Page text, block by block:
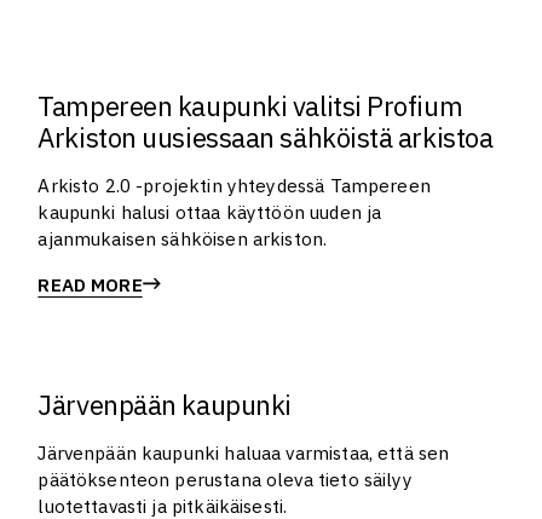
Tampereen kaupunki valitsi Profium
Arkiston uusiessaan sähköistä arkistoa
Arkisto 2.0 -projektin yhteydessä Tampereen
kaupunki halusi ottaa käyttöön uuden ja
ajanmukaisen sähköisen arkiston.
READ MORE
Järvenpään kaupunki
Järvenpään kaupunki haluaa varmistaa, että sen
päätöksenteon perustana oleva tieto säilyy
luotettavasti ja pitkäikäisesti.